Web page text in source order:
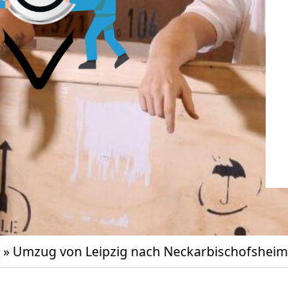
» Umzug von Leipzig nach Neckarbischofsheim